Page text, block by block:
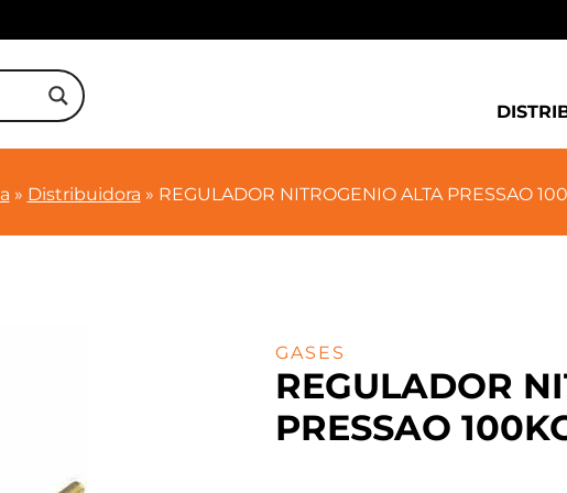
» Distribuidora » REGULADOR NITROGENIO ALTA PRESSAO
GASES
REGULADOR
PRESSAO